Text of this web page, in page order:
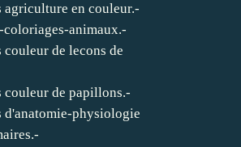
agriculture en couleur.-
animaux.-
de lecons de
couleur de papillons.-
d'anatomie-physiologie